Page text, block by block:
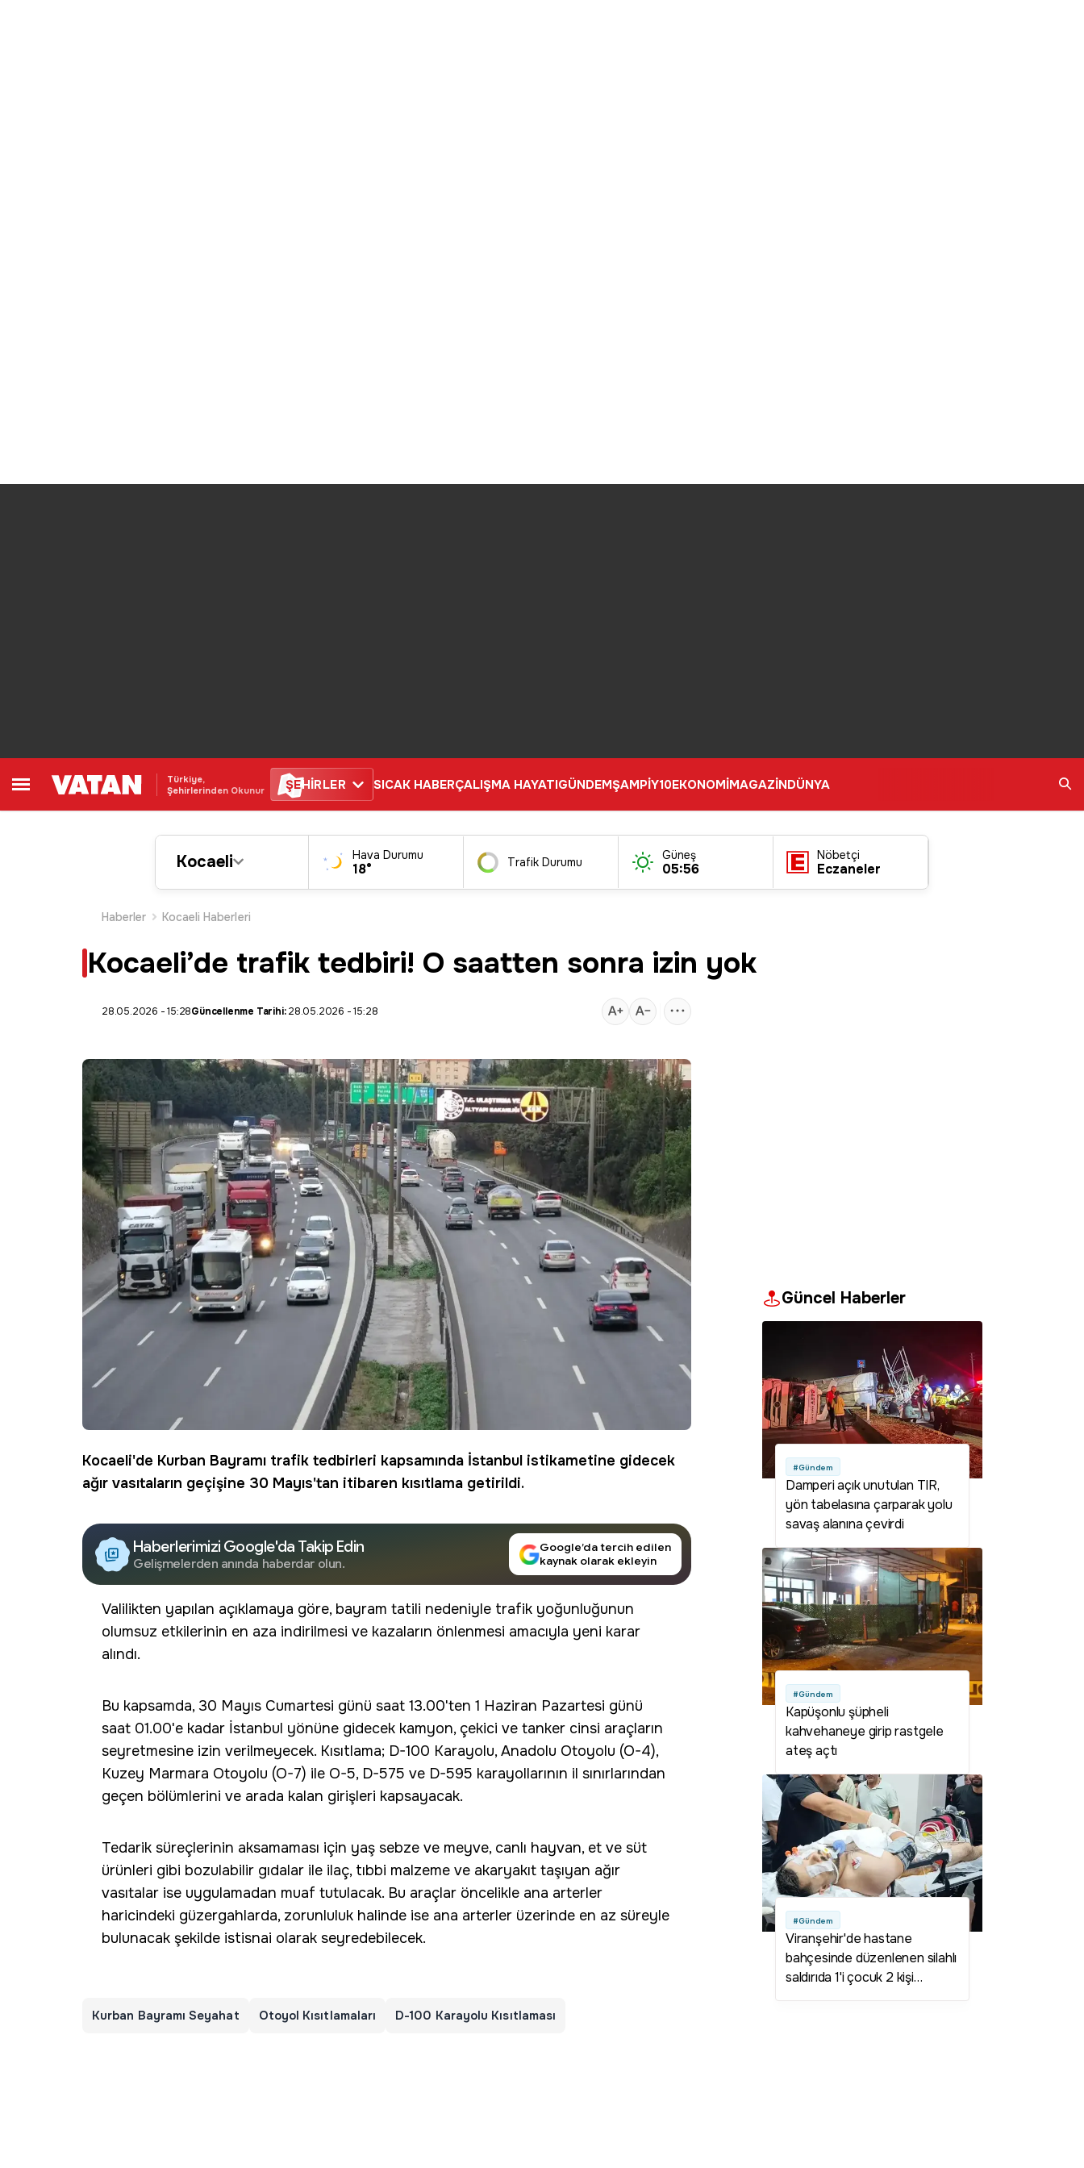
Türkiye,
Şehirlerinden Okunur
ŞEHİRLER SICAK HABERÇALIŞMA HAYATIGÜNDEMŞAMPİY10EKONOMİMAGAZİNDÜNYA
Kocaeli Hava Durumu
18° Trafik Durumu Güneş
05:56
Nöbetçi
Eczaneler
Haberler Kocaeli Haberleri
Kocaeli’de trafik tedbiri! O saatten sonra izin yok
28.05.2026 - 15:28Güncellenme Tarihi:28.05.2026 - 15:28
Kocaeli'de Kurban Bayramı trafik tedbirleri kapsamında İstanbul istikametine gidecek
ağır vasıtaların geçişine 30 Mayıs'tan itibaren kısıtlama getirildi.
Haberlerimizi Google'da Takip Edin
Gelişmelerden anında haberdar olun.
Google’da tercih edilen
kaynak olarak ekleyin
Valilikten yapılan açıklamaya göre, bayram tatili nedeniyle trafik yoğunluğunun
olumsuz etkilerinin en aza indirilmesi ve kazaların önlenmesi amacıyla yeni karar
alındı.
Bu kapsamda, 30 Mayıs Cumartesi günü saat 13.00'ten 1 Haziran Pazartesi günü
saat 01.00'e kadar İstanbul yönüne gidecek kamyon, çekici ve tanker cinsi araçların
seyretmesine izin verilmeyecek. Kısıtlama; D-100 Karayolu, Anadolu Otoyolu (O-4),
Kuzey Marmara Otoyolu (O-7) ile O-5, D-575 ve D-595 karayollarının il sınırlarından
geçen bölümlerini ve arada kalan girişleri kapsayacak.
Tedarik süreçlerinin aksamaması için yaş sebze ve meyve, canlı hayvan, et ve süt
ürünleri gibi bozulabilir gıdalar ile ilaç, tıbbi malzeme ve akaryakıt taşıyan ağır
vasıtalar ise uygulamadan muaf tutulacak. Bu araçlar öncelikle ana arterler
haricindeki güzergahlarda, zorunluluk halinde ise ana arterler üzerinde en az süreyle
bulunacak şekilde istisnai olarak seyredebilecek.
Kurban Bayramı Seyahat Otoyol Kısıtlamaları D-100 Karayolu Kısıtlaması
Güncel Haberler
#Gündem
Damperi açık unutulan TIR,
yön tabelasına çarparak yolu
savaş alanına çevirdi
#Gündem
Kapüşonlu şüpheli
kahvehaneye girip rastgele
ateş açtı
#Gündem
Viranşehir'de hastane
bahçesinde düzenlenen silahlı
saldırıda 1'i çocuk 2 kişi